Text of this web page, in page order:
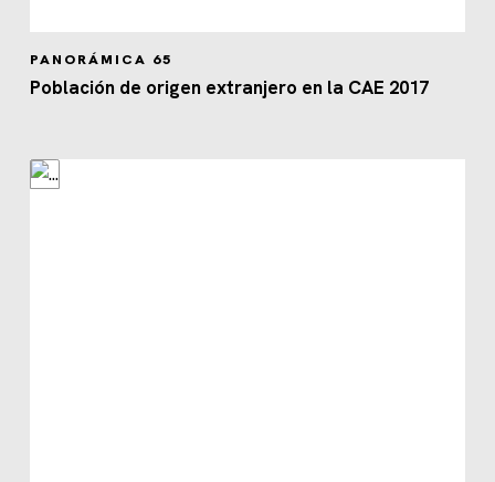
PANORÁMICA 65
Población de origen extranjero en la CAE 2017